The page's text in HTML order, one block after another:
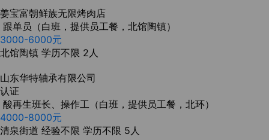
姜宝富朝鲜族无限烤肉店
跟单员（白班，提供员工餐，北馆陶镇）
3000-6000元
北馆陶镇 学历不限 2人
山东华特轴承有限公司
认证
酸再生班长、操作工（白班，提供员工餐，北环）
4000-8000元
清泉街道 经验不限 学历不限 5人